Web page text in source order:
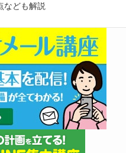
なども解説